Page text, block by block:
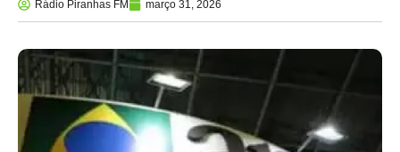
Rádio Piranhas FM março 31, 2026